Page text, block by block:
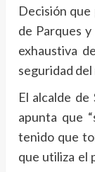
Decisión
de Parques
exhaustiva
seguridad
El alcalde de
apunta que
tenido que
que utiliza el